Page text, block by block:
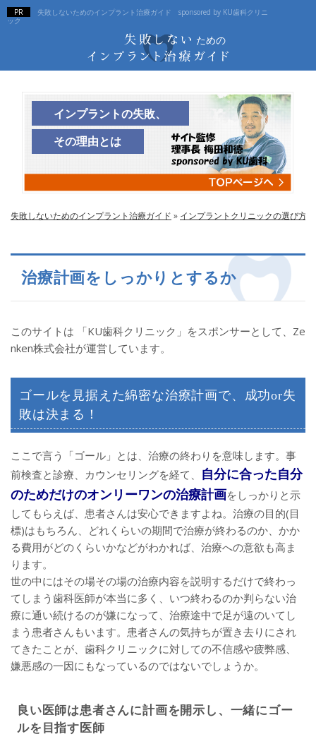
失敗しないためのインプラント治療ガイド sponsored by KU歯科クリニ
ック
インプラントの失敗、
その理由とは
失敗しないためのインプラント治療ガイド » インプラントクリニックの選び方
治療計画をしっかりとするか
このサイトは 「KU歯科クリニック」をスポンサーとして、Ze
nken株式会社が運営しています。
ゴールを見据えた綿密な治療計画で、成功or失
敗は決まる！
ここで言う「ゴール」とは、治療の終わりを意味します。事
前検査と診療、カウンセリングを経て、 自分に合った自分
のためだけのオンリーワンの治療計画をしっかりと示
してもらえば、患者さんは安心できますよね。治療の目的(目
標)はもちろん、どれくらいの期間で治療が終わるのか、かか
る費用がどのくらいかなどがわかれば、治療への意欲も高ま
ります。
世の中にはその場その場の治療内容を説明するだけで終わっ
てしまう歯科医師が本当に多く、いつ終わるのか判らない治
療に通い続けるのが嫌になって、治療途中で足が遠のいてし
まう患者さんもいます。患者さんの気持ちが置き去りにされ
てきたことが、歯科クリニックに対しての不信感や疲弊感、
嫌悪感の一因にもなっているのではないでしょうか。
良い医師は患者さんに計画を開示し、一緒にゴー
ルを目指す医師